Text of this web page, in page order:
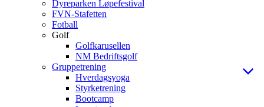
Dyreparken Løpefestival
FVN-Stafetten
Fotball
Golf
Golfkarusellen
NM Bedriftsgolf
Gruppetrening
Hverdagsyoga
Styrketrening
Bootcamp